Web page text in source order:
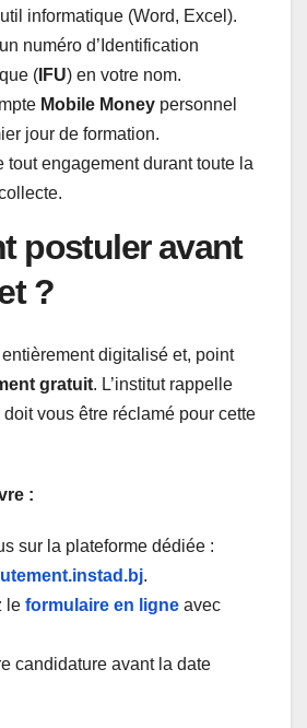
informatique (Word, Excel).
numéro d’Identification
( IFU) en votre nom.
Mobile Money personnel
jour de formation.
tout engagement durant toute la
postuler avant
?
digitalisé et, point
gratuit. L’institut rappelle
doit vous être réclamé pour cette
:
sur la plateforme dédiée :
.
le formulaire en ligne avec
candidature avant la date